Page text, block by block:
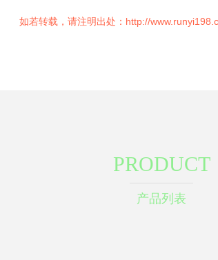
如若转载，请注明出处：http://
PRODUCT
产品列表